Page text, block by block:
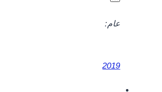
عام:
2019